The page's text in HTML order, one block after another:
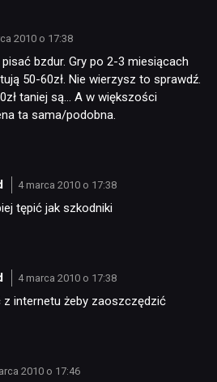
2010 o 17:38
bzdur. Gry po 2-3 miesiącach
50-60zł. Nie wierzysz to sprawdź.
taniej są… A w większości
ta sama/podobna.
4 marca 2010 o 17:38
tępić jak szkodniki
4 marca 2010 o 17:38
z internetu żeby zaoszczędzić
2010 o 17:46